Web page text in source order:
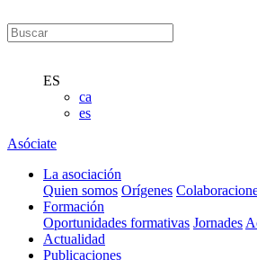
ES
ca
es
Asóciate
La asociación
Quien somos Orígenes
Formación
Oportunidades formativas Jornades
Actualidad
Publicaciones